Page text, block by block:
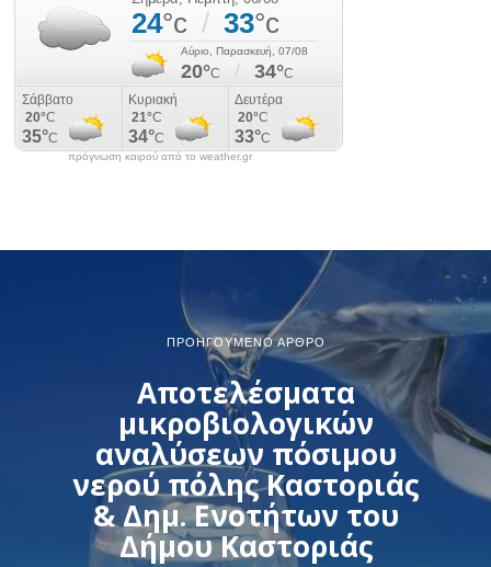
πρόγνωση καιρού από το weather.gr
ΠΡΟΗΓΟΎΜΕΝΟ ΆΡΘΡΟ
Αποτελέσματα
μικροβιολογικών
αναλύσεων πόσιμου
νερού πόλης Καστοριάς
& Δημ. Ενοτήτων του
Δήμου Καστοριάς